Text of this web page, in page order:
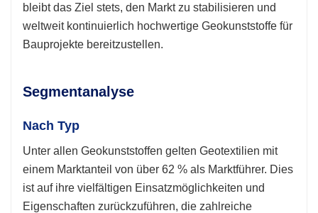
bleibt das Ziel stets, den Markt zu stabilisieren und
weltweit kontinuierlich hochwertige Geokunststoffe für
Bauprojekte bereitzustellen.
Segmentanalyse
Nach Typ
Unter allen Geokunststoffen gelten Geotextilien mit
einem Marktanteil von über 62 % als Marktführer. Dies
ist auf ihre vielfältigen Einsatzmöglichkeiten und
Eigenschaften zurückzuführen, die zahlreiche